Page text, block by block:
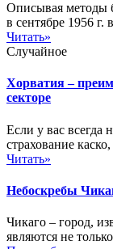
Описывая методы
в сентябре 1956 г.
Читать»
Случайное
Хорватия –
секторе
Если у вас всегда
страхование
Читать»
Небоскребы
Чикаго – город,
являются не